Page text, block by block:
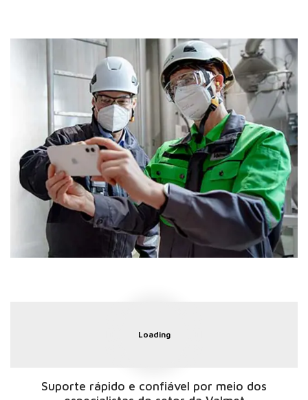
Loading
Suporte rápido e confiável por meio dos